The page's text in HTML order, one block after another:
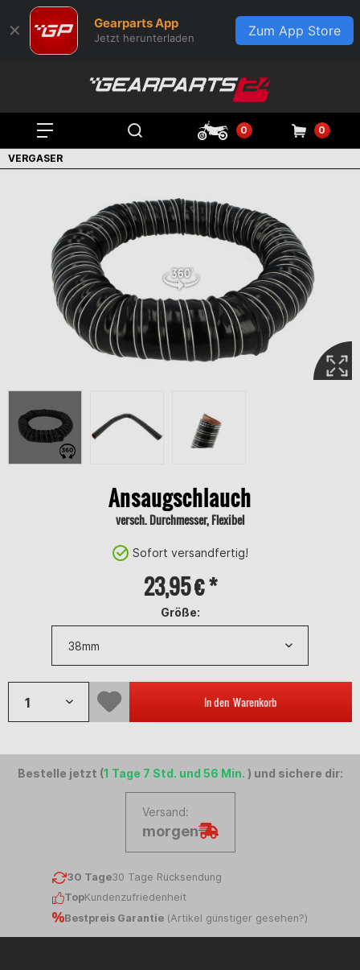
✕ Gearparts App
Jetzt herunterladen Zum App Store
0 0
VERGASER
Ansaugschlauch
versch. Durchmesser, Flexibel
Sofort versandfertig!
23,95 € *
Größe:
In den Warenkorb
Bestelle jetzt (1 Tage 7 Std. und 56 Min. ) und sichere dir:
Versand:
morgen
30 Tage30 Tage Rücksendung
TopKundenzufriedenheit
Bestpreis Garantie (Artikel günstiger gesehen?)